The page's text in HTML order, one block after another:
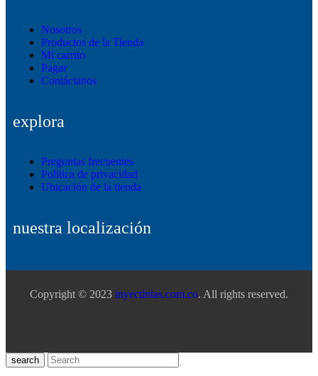
Nosotros
Productos de la Tienda
Mi carrito
Pagar
Contáctanos
explora
Preguntas frecuentes
Política de privacidad
Ubicación de la tienda
nuestra localización
Copyright © 2023 inyectintas.com.co. All rights reserved.
search